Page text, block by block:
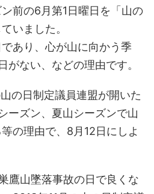
前の6月第1日曜日を「山の
いました。
あり、心が山に向かう季
がない、などの理由です。
の日制定議員連盟が開いた
ーズン、夏山シーズンで山
の理由で、8月12日にしよ
鷹山墜落事故の日で良くな